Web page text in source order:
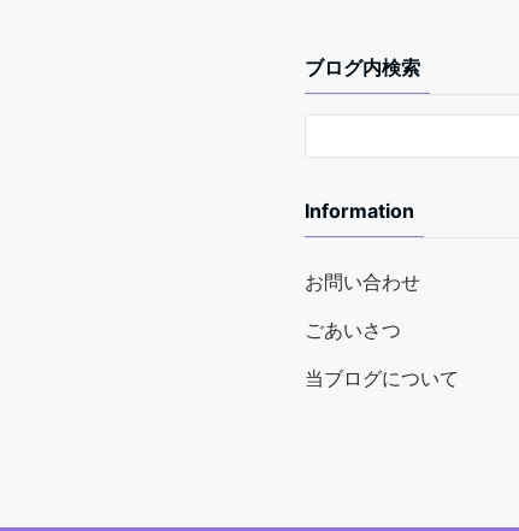
ブログ内検索
Information
お問い合わせ
ごあいさつ
当ブログについて